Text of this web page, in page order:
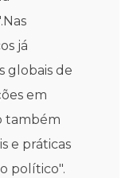
já
globais de
em
também
e práticas
político".